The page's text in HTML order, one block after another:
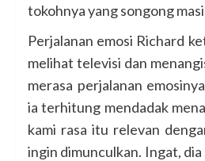
tokohnya yang songong
Perjalanan emosi Richard
melihat televisi dan
merasa perjalanan
ia terhitung mendadak
kami rasa itu relevan
ingin dimunculkan. Ingat,